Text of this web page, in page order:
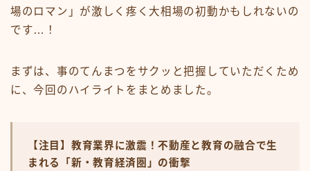
場のロマン」が激しく疼く大相場の初動かもしれないの
です…！
まずは、事のてんまつをサクッと把握していただくため
に、今回のハイライトをまとめました。
【注目】教育業界に激震！不動産と教育の融合で生
まれる「新・教育経済圏」の衝撃